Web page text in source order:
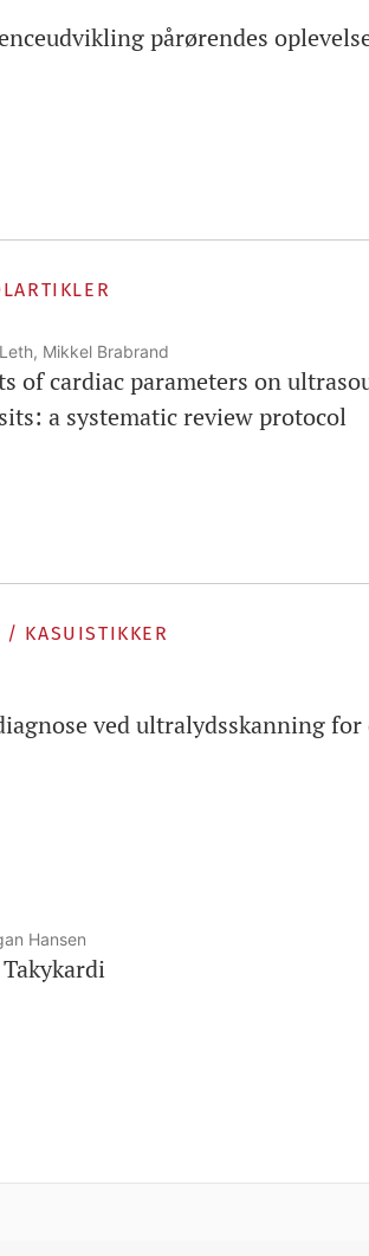
pårørendes
Mikkel Brabrand
of cardiac parameters on
a systematic review protocol
/ KASUISTIKKER
ved ultralydsskanning for
Hansen